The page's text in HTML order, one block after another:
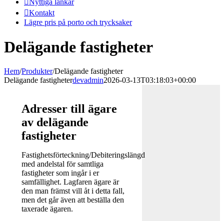
Nyttiga länkar
Kontakt
Lägre pris på porto och trycksaker
Delägande fastigheter
Hem/Produkter/Delägande fastigheter
Delägande fastigheterdevadmin2026-03-13T03:18:03+00:00
Adresser till ägare
av delägande
fastigheter
Fastighetsförteckning/Debiteringslängd
med andelstal för samtliga
fastigheter som ingår i er
samfällighet. Lagfaren ägare är
den man främst vill åt i detta fall,
men det går även att beställa den
taxerade ägaren.